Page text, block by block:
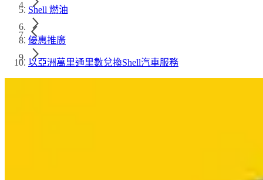
Shell 燃油
優惠推廣
以亞洲萬里通里數兌換Shell汽車服務